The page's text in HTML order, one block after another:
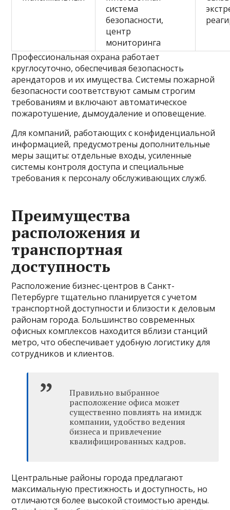
система
безопасности,
центр
мониторинга
Профессиональная охрана работает
круглосуточно, обеспечивая безопасность
арендаторов и их имущества. Системы пожарной
безопасности соответствуют самым строгим
требованиям и включают автоматическое
пожаротушение, дымоудаление и оповещение.
Для компаний, работающих с конфиденциальной
информацией, предусмотрены дополнительные
меры защиты: отдельные входы, усиленные
системы контроля доступа и специальные
требования к персоналу обслуживающих служб.
Преимущества
расположения и
транспортная
доступность
Расположение бизнес-центров в Санкт-
Петербурге тщательно планируется с учетом
транспортной доступности и близости к деловым
районам города. Большинство современных
офисных комплексов находится вблизи станций
метро, что обеспечивает удобную логистику для
сотрудников и клиентов.
Правильно выбранное
расположение офиса может
существенно повлиять на имидж
компании, удобство ведения
бизнеса и привлечение
квалифицированных кадров.
Центральные районы города предлагают
максимальную престижность и доступность, но
отличаются более высокой стоимостью аренды.